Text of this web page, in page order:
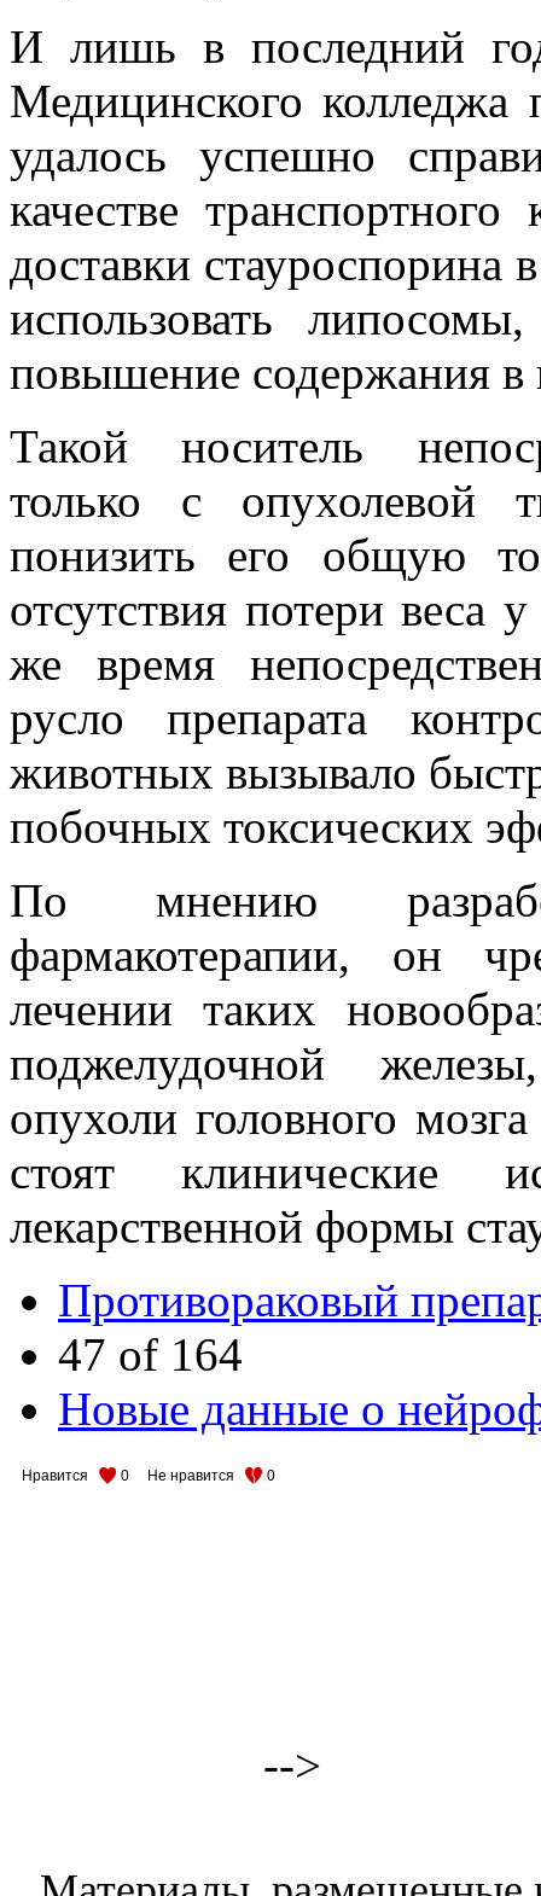
И лишь в последний
Медицинского колледжа
удалось успешно
качестве
доставки стауроспорина
использовать
повышение содержания в
Такой носитель
только с опухолевой
понизить его общую
отсутствия потери
же время
русло препарата
животных вызывало
побочных токсических
По мнению
фармакотерапии, он
лечении таких
поджелудочной
опухоли головного
стоят клинические
лекарственной формы
Противораковый
47 of 164
Новые данные о
Нравится 0 Не нравится 0
-->